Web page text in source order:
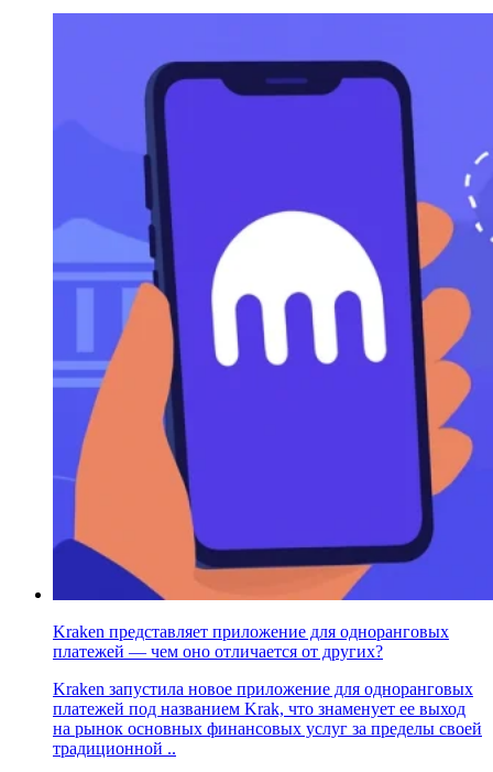
Kraken представляет приложение для одноранговых
платежей — чем оно отличается от других?
Kraken запустила новое приложение для одноранговых
платежей под названием Krak, что знаменует ее выход
на рынок основных финансовых услуг за пределы своей
традиционной ..